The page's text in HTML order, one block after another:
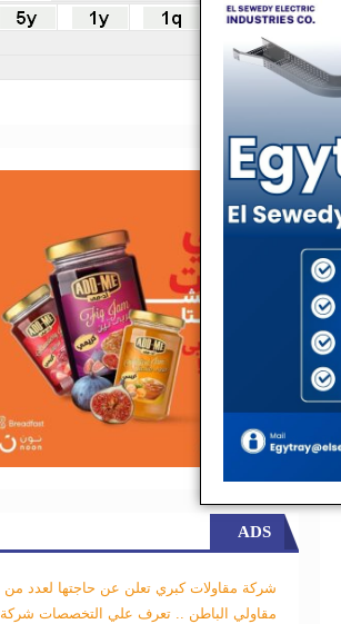
ADS
شركة مقاولات كبري تعلن عن حاجتها لعدد من
مقاولي الباطن .. تعرف علي التخصصات شركة